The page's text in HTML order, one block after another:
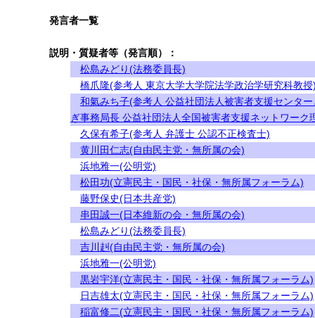
発言者一覧
説明・質疑者等（発言順）：
松島みどり(法務委員長)
橋爪隆(参考人 東京大学大学院法学政治学研究科教授
和氣みち子(参考人 公益社団法人被害者支援センター
ぎ事務局長 公益社団法人全国被害者支援ネットワーク
久保有希子(参考人 弁護士 公認不正検査士)
黄川田仁志(自由民主党・無所属の会)
浜地雅一(公明党)
松田功(立憲民主・国民・社保・無所属フォーラム)
藤野保史(日本共産党)
串田誠一(日本維新の会・無所属の会)
松島みどり(法務委員長)
吉川赳(自由民主党・無所属の会)
浜地雅一(公明党)
黒岩宇洋(立憲民主・国民・社保・無所属フォーラム)
日吉雄太(立憲民主・国民・社保・無所属フォーラム)
稲富修二(立憲民主・国民・社保・無所属フォーラム)